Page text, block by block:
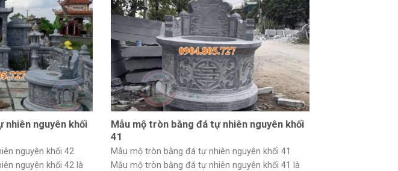
nhiên nguyên khối
nguyên khối 42
nguyên khối 42 là
Mẫu mộ tròn bằng đá tự nhiên nguyên khối
41
Mẫu mộ tròn bằng đá tự nhiên nguyên khối 41
Mẫu mộ tròn bằng đá tự nhiên nguyên khối 41 là